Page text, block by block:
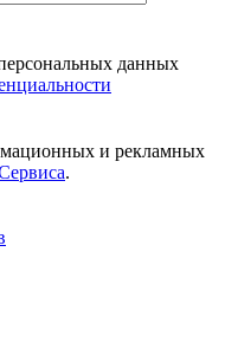
данных
и рекламных
.